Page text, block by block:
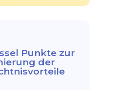
Punkte zur
der